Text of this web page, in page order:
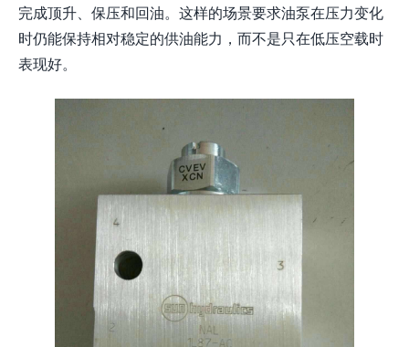
完成顶升、保压和回油。这样的场景要求油泵在压力变化
时仍能保持相对稳定的供油能力，而不是只在低压空载时
表现好。